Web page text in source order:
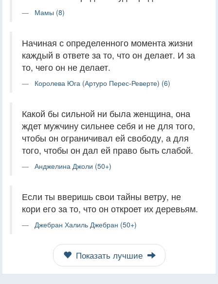
Мамы (8)
Начиная с определенного момента жизни
каждый в ответе за то, что он делает. И за
то, чего он не делает.
Королева Юга (Артуро Перес-Реверте) (6)
Какой бы сильной ни была женщина, она
ждет мужчину сильнее себя и не для того,
чтобы он ограничивал ей свободу, а для
того, чтобы он дал ей право быть слабой.
Анджелина Джоли (50+)
Если ты вверишь свои тайны ветру, не
кори его за то, что он откроет их деревьям.
Джебран Халиль Джебран (50+)
Показать лучшие